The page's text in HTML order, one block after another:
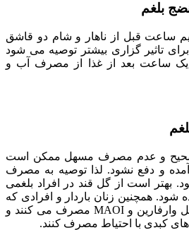
بلغم
ساعت قبل از ناهار و شام دو قاشق
تاثیر گزاری بیشتر توصیه می شود
یک ساعت بعد از غذا از مصرف آب و
و عدم مصرف مسهل ممکن است
و دفع نشود. لذا توصیه به مصرف
است از گل قند در افراد بلغمی
شود. همچنین زنان باردار و افرادی که
با دارو های ضد انعقادها مثل وارفارین و MAOI مصرف می کنند و
کبدی با احتیاط مصرف کنند.